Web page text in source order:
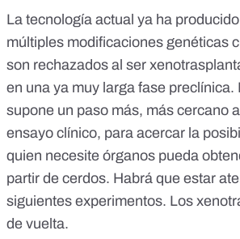
La tecnología actual ya ha
múltiples modificaciones genéticas
son rechazados al ser
en una ya muy larga fase
supone un paso más, más cercano
ensayo clínico, para acercar la
quien necesite órganos pueda
partir de cerdos. Habrá que estar
siguientes experimentos. Los
de vuelta.